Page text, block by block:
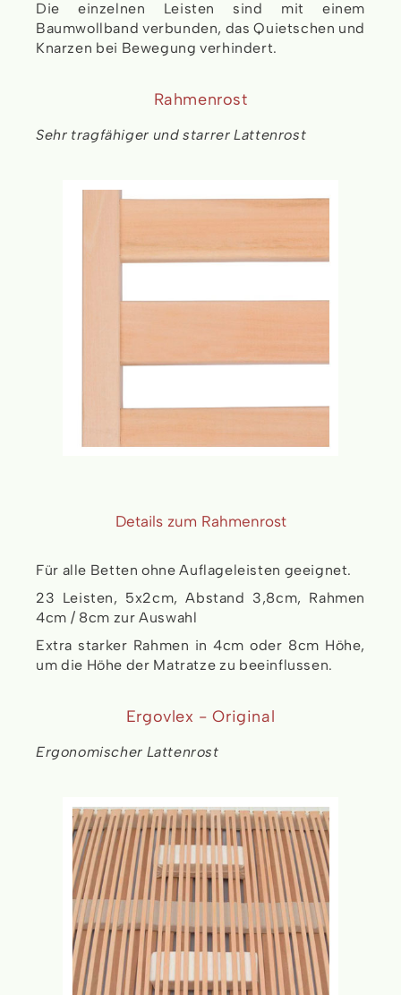
Die einzelnen Leisten sind mit einem
Baumwollband verbunden, das Quietschen und
Knarzen bei Bewegung verhindert.
Rahmenrost
Sehr tragfähiger und starrer Lattenrost
Details zum Rahmenrost
Für alle Betten ohne Auflageleisten geeignet.
23 Leisten, 5x2cm, Abstand 3,8cm, Rahmen
4cm / 8cm zur Auswahl
Extra starker Rahmen in 4cm oder 8cm Höhe,
um die Höhe der Matratze zu beeinflussen.
Ergovlex - Original
Ergonomischer Lattenrost